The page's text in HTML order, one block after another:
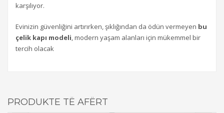
karşılıyor.
Evinizin güvenliğini artırırken, şıklığından da ödün vermeyen bu
çelik kapı modeli, modern yaşam alanları için mükemmel bir
tercih olacak
PRODUKTE TË AFËRT